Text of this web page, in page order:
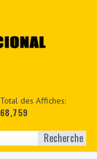
Total des Affiches:
68,759
Recherche